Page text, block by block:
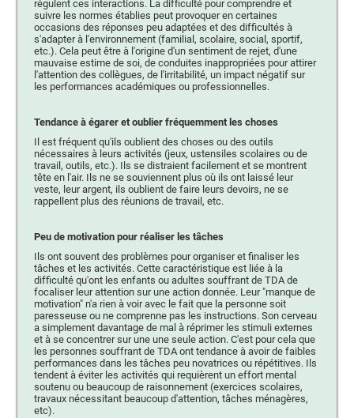
régulent ces interactions. La difficulté pour comprendre et
suivre les normes établies peut provoquer en certaines
occasions des réponses peu adaptées et des difficultés à
s'adapter à l'environnement (familial, scolaire, social, sportif,
etc.). Cela peut être à l'origine d'un sentiment de rejet, d'une
mauvaise estime de soi, de conduites inappropriées pour attirer
l'attention des collègues, de l'irritabilité, un impact négatif sur
les performances académiques ou professionnelles.
Tendance à égarer et oublier fréquemment les choses
Il est fréquent qu'ils oublient des choses ou des outils
nécessaires à leurs activités (jeux, ustensiles scolaires ou de
travail, outils, etc.). Ils se distraient facilement et se montrent
tête en l'air. Ils ne se souviennent plus où ils ont laissé leur
veste, leur argent, ils oublient de faire leurs devoirs, ne se
rappellent plus des réunions de travail, etc.
Peu de motivation pour réaliser les tâches
Ils ont souvent des problèmes pour organiser et finaliser les
tâches et les activités. Cette caractéristique est liée à la
difficulté qu'ont les enfants ou adultes souffrant de TDA de
focaliser leur attention sur une action donnée. Leur "manque de
motivation" n'a rien à voir avec le fait que la personne soit
paresseuse ou ne comprenne pas les instructions. Son cerveau
a simplement davantage de mal à réprimer les stimuli externes
et à se concentrer sur une une seule action. C'est pour cela que
les personnes souffrant de TDA ont tendance à avoir de faibles
performances dans les tâches peu novatrices ou répétitives. Ils
tendent à éviter les activités qui requièrent un effort mental
soutenu ou beaucoup de raisonnement (exercices scolaires,
travaux nécessitant beaucoup d'attention, tâches ménagères,
etc).